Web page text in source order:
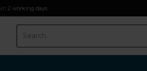
2 working days